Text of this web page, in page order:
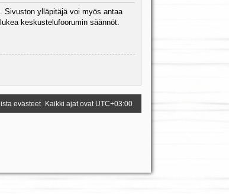
Sivuston ylläpitäjä voi myös antaa
keskustelufoorumin säännöt.
Kaikki ajat ovat UTC+03:00
evästeet